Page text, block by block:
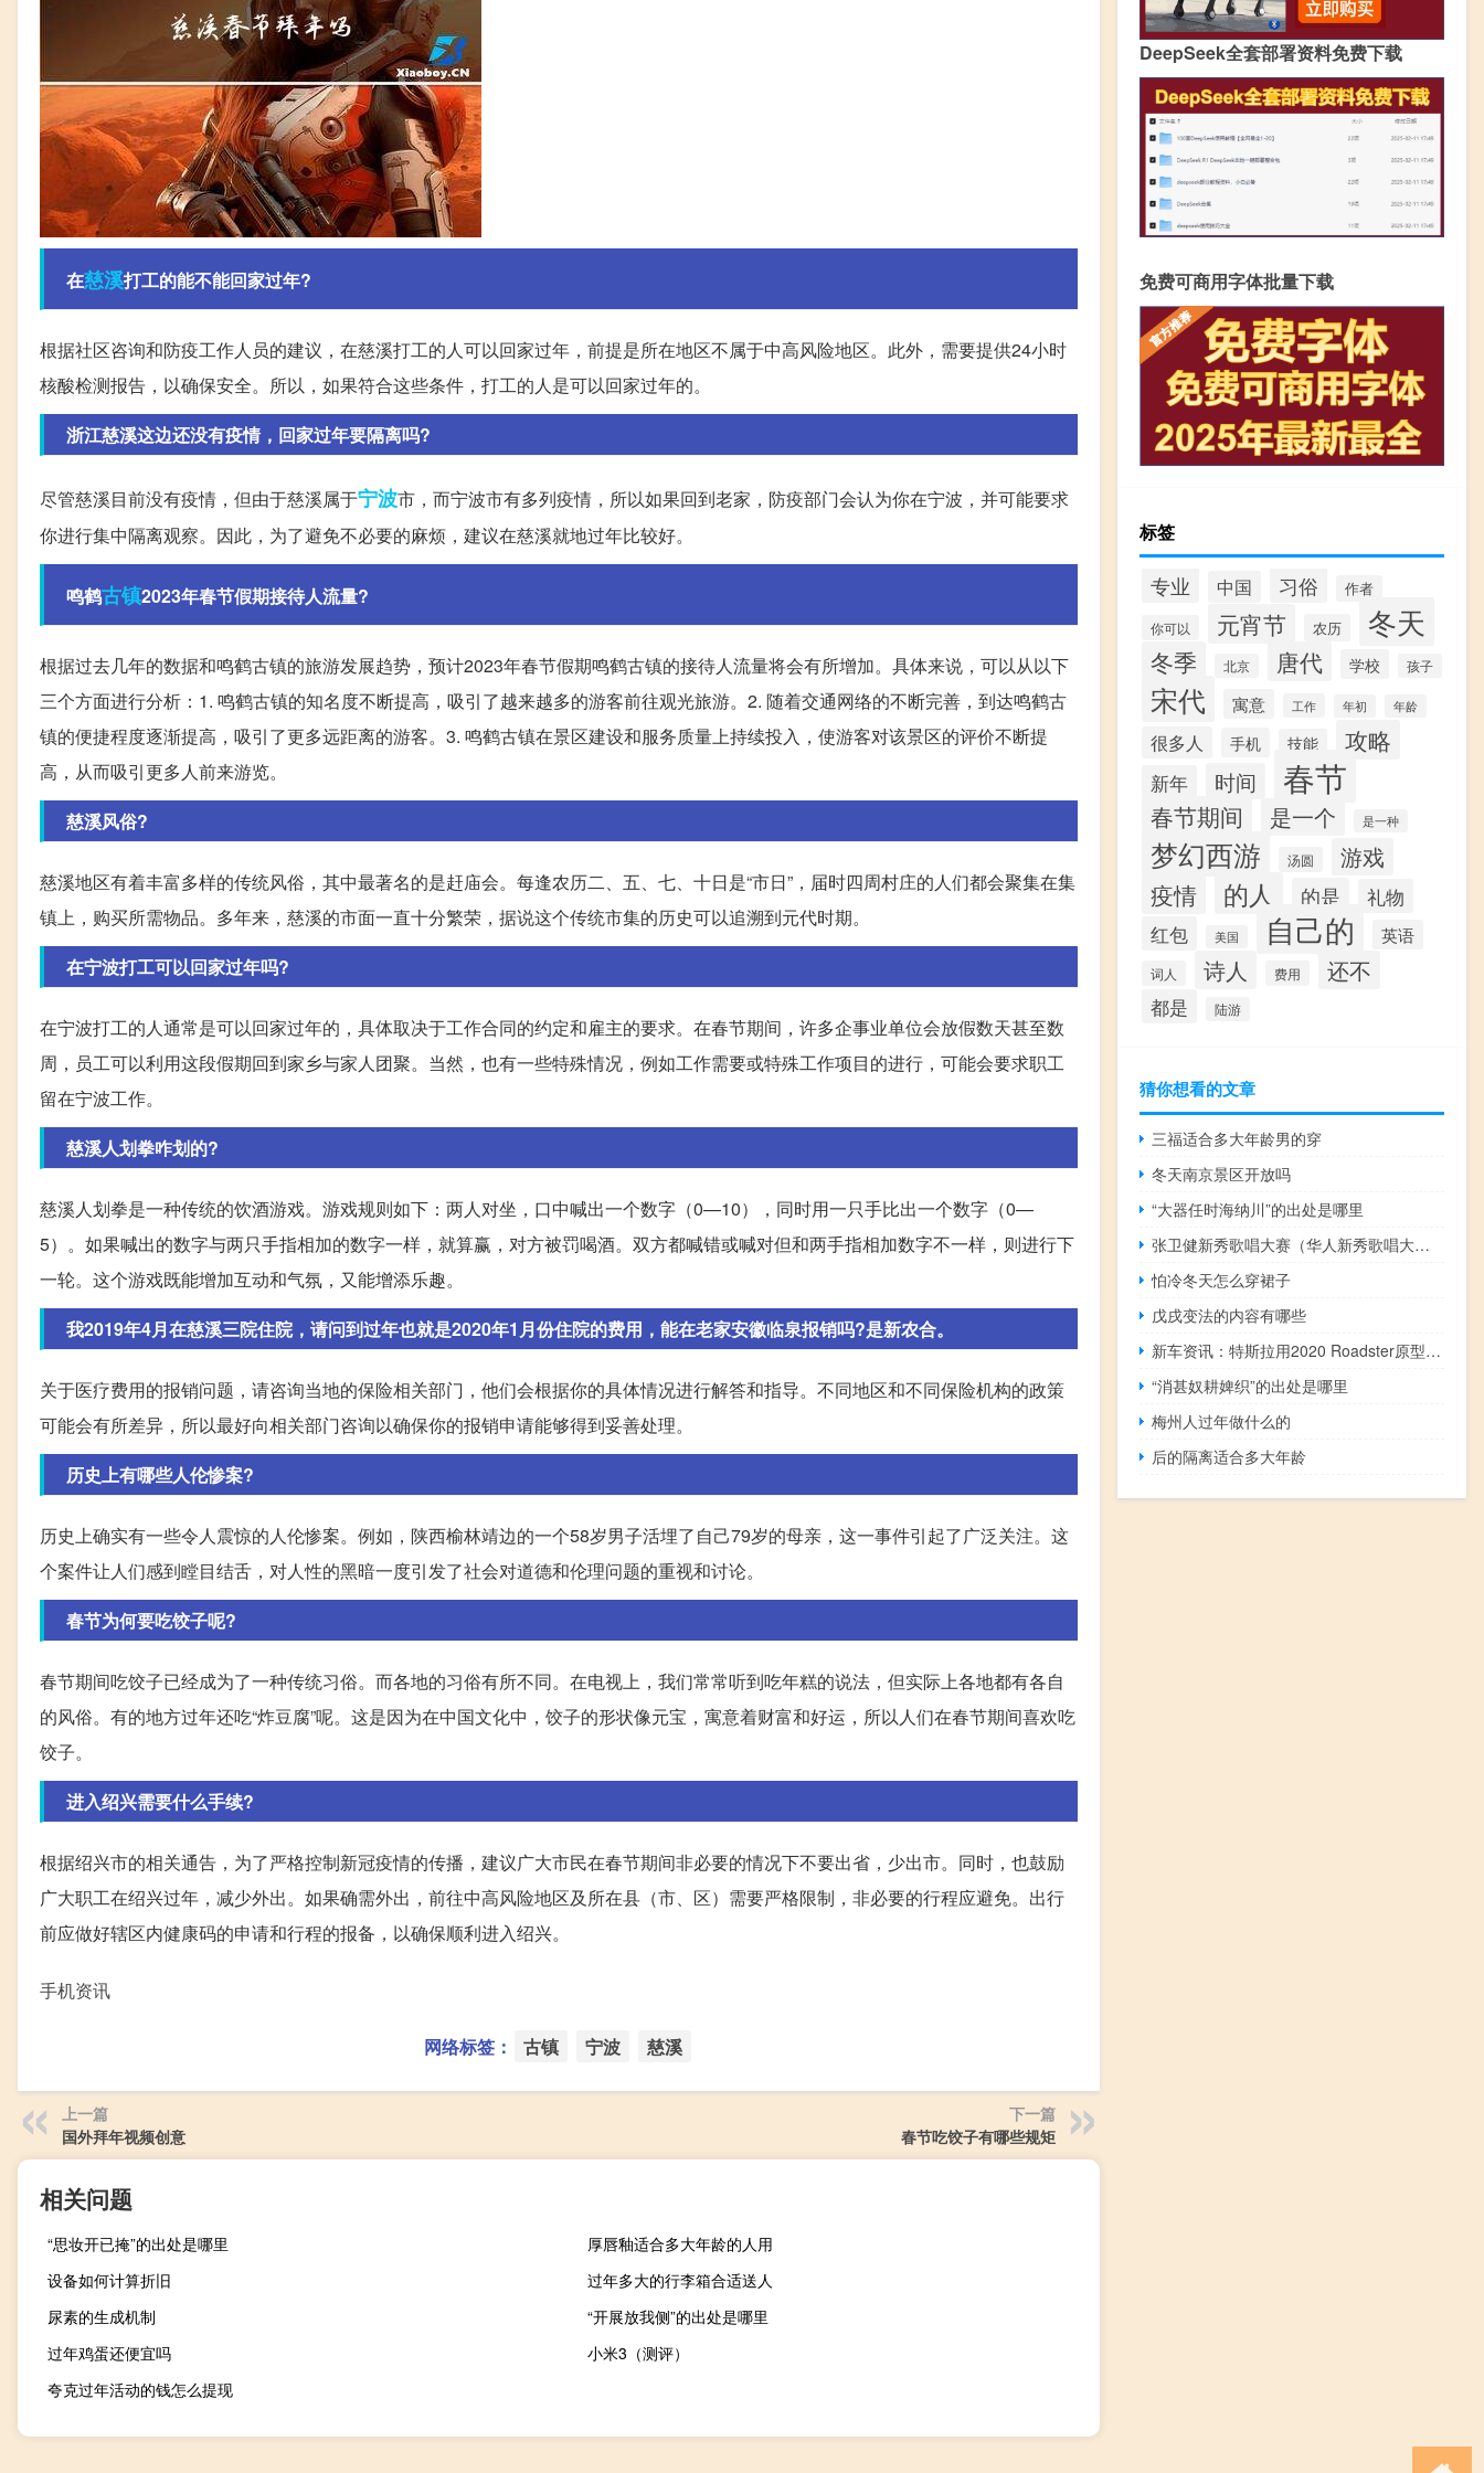
在慈溪打工的能不能回家过年?
根据社区咨询和防疫工作人员的建议，在慈溪打工的人可以回家过年，前提是所在地区不属于中高风险地区。此外，需要提供24小时
核酸检测报告，以确保安全。所以，如果符合这些条件，打工的人是可以回家过年的。
浙江慈溪这边还没有疫情，回家过年要隔离吗?
尽管慈溪目前没有疫情，但由于慈溪属于宁波市，而宁波市有多列疫情，所以如果回到老家，防疫部门会认为你在宁波，并可能要求
你进行集中隔离观察。因此，为了避免不必要的麻烦，建议在慈溪就地过年比较好。
鸣鹤古镇2023年春节假期接待人流量?
根据过去几年的数据和鸣鹤古镇的旅游发展趋势，预计2023年春节假期鸣鹤古镇的接待人流量将会有所增加。具体来说，可以从以下
三个方面进行分析：1. 鸣鹤古镇的知名度不断提高，吸引了越来越多的游客前往观光旅游。2. 随着交通网络的不断完善，到达鸣鹤古
镇的便捷程度逐渐提高，吸引了更多远距离的游客。3. 鸣鹤古镇在景区建设和服务质量上持续投入，使游客对该景区的评价不断提
高，从而吸引更多人前来游览。
慈溪风俗?
慈溪地区有着丰富多样的传统风俗，其中最著名的是赶庙会。每逢农历二、五、七、十日是“市日”，届时四周村庄的人们都会聚集在集
镇上，购买所需物品。多年来，慈溪的市面一直十分繁荣，据说这个传统市集的历史可以追溯到元代时期。
在宁波打工可以回家过年吗?
在宁波打工的人通常是可以回家过年的，具体取决于工作合同的约定和雇主的要求。在春节期间，许多企事业单位会放假数天甚至数
周，员工可以利用这段假期回到家乡与家人团聚。当然，也有一些特殊情况，例如工作需要或特殊工作项目的进行，可能会要求职工
留在宁波工作。
慈溪人划拳咋划的?
慈溪人划拳是一种传统的饮酒游戏。游戏规则如下：两人对坐，口中喊出一个数字（0—10），同时用一只手比出一个数字（0—
5）。如果喊出的数字与两只手指相加的数字一样，就算赢，对方被罚喝酒。双方都喊错或喊对但和两手指相加数字不一样，则进行下
一轮。这个游戏既能增加互动和气氛，又能增添乐趣。
我2019年4月在慈溪三院住院，请问到过年也就是2020年1月份住院的费用，能在老家安徽临泉报销吗?是新农合。
关于医疗费用的报销问题，请咨询当地的保险相关部门，他们会根据你的具体情况进行解答和指导。不同地区和不同保险机构的政策
可能会有所差异，所以最好向相关部门咨询以确保你的报销申请能够得到妥善处理。
历史上有哪些人伦惨案?
历史上确实有一些令人震惊的人伦惨案。例如，陕西榆林靖边的一个58岁男子活埋了自己79岁的母亲，这一事件引起了广泛关注。这
个案件让人们感到瞠目结舌，对人性的黑暗一度引发了社会对道德和伦理问题的重视和讨论。
春节为何要吃饺子呢?
春节期间吃饺子已经成为了一种传统习俗。而各地的习俗有所不同。在电视上，我们常常听到吃年糕的说法，但实际上各地都有各自
的风俗。有的地方过年还吃“炸豆腐”呢。这是因为在中国文化中，饺子的形状像元宝，寓意着财富和好运，所以人们在春节期间喜欢吃
饺子。
进入绍兴需要什么手续?
根据绍兴市的相关通告，为了严格控制新冠疫情的传播，建议广大市民在春节期间非必要的情况下不要出省，少出市。同时，也鼓励
广大职工在绍兴过年，减少外出。如果确需外出，前往中高风险地区及所在县（市、区）需要严格限制，非必要的行程应避免。出行
前应做好辖区内健康码的申请和行程的报备，以确保顺利进入绍兴。
手机资讯
网络标签： 古镇 宁波 慈溪
上一篇
国外拜年视频创意
下一篇
春节吃饺子有哪些规矩
相关问题
“思妆开已掩”的出处是哪里
厚唇釉适合多大年龄的人用
设备如何计算折旧
过年多大的行李箱合适送人
尿素的生成机制
“开展放我侧”的出处是哪里
过年鸡蛋还便宜吗
小米3（测评）
夸克过年活动的钱怎么提现
DeepSeek全套部署资料免费下载
免费可商用字体批量下载
标签
专业 中国 习俗 作者
你可以 元宵节 农历 冬天
冬季 北京 唐代 学校 孩子
宋代 寓意 工作 年初 年龄
很多人 手机 技能 攻略
新年 时间 春节
春节期间 是一个 是一种
梦幻西游 汤圆 游戏
疫情 的人 的是
礼物
红包
美国 自己的 英语
词人 诗人 费用 还不
都是 陆游
猜你想看的文章
三福适合多大年龄男的穿
冬天南京景区开放吗
“大器任时海纳川”的出处是哪里
张卫健新秀歌唱大赛（华人新秀歌唱大赛简介）
怕冷冬天怎么穿裙子
戊戌变法的内容有哪些
新车资讯：特斯拉用2020 Roadster原型让我们惊喜不已
“消甚奴耕婢织”的出处是哪里
梅州人过年做什么的
后的隔离适合多大年龄